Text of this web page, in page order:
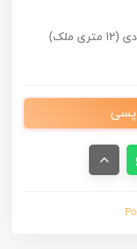
اراک، خیابان سید جمال الدین اسدآبادی (12 متری ملک)